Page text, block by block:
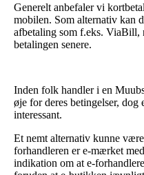
Generelt anbefaler vi
mobilen. Som alternativ kan
afbetaling som f.eks. ViaBill,
betalingen senere.
Inden folk handler i en
øje for deres betingelser,
interessant.
Et nemt alternativ kunne
forhandleren er e-mærket
indikation om at e-